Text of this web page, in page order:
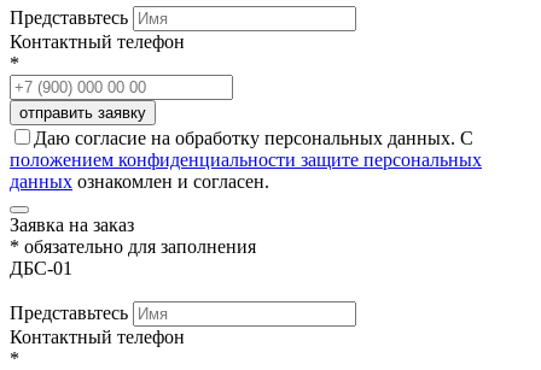
Представьтесь
Контактный телефон
*
Даю согласие на обработку персональных данных. С
положением конфиденциальности защите персональных
данных ознакомлен и согласен.
Заявка на заказ
* обязательно для заполнения
ДБС-01
Представьтесь
Контактный телефон
*